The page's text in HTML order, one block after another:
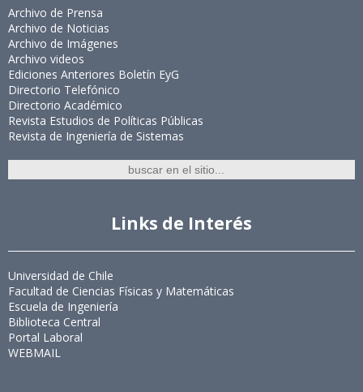
Archivo de Prensa
Archivo de Noticias
Archivo de Imágenes
Archivo videos
Ediciones Anteriores Boletín EyG
Directorio Telefónico
Directorio Académico
Revista Estudios de Políticas Públicas
Revista de Ingeniería de Sistemas
Links de Interés
Universidad de Chile
Facultad de Ciencias Físicas y Matemáticas
Escuela de Ingeniería
Biblioteca Central
Portal Laboral
WEBMAIL